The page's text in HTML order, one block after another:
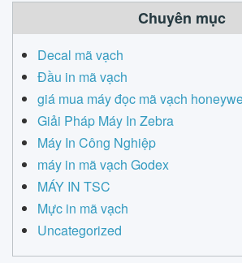
Chuyên mục
Decal mã vạch
Đầu in mã vạch
giá mua máy đọc mã vạch
Giải Pháp Máy In Zebra
Máy In Công Nghiệp
máy in mã vạch Godex
MÁY IN TSC
Mực in mã vạch
Uncategorized